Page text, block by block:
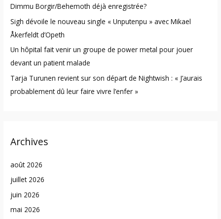
:Dimmu Borgir/Behemoth déjà enregistrée?
Sigh dévoile le nouveau single « Unputenpu » avec Mikael
Åkerfeldt d’Opeth
Un hôpital fait venir un groupe de power metal pour jouer
devant un patient malade
Tarja Turunen revient sur son départ de Nightwish : « J’aurais
probablement dû leur faire vivre l’enfer »
Archives
août 2026
juillet 2026
juin 2026
mai 2026